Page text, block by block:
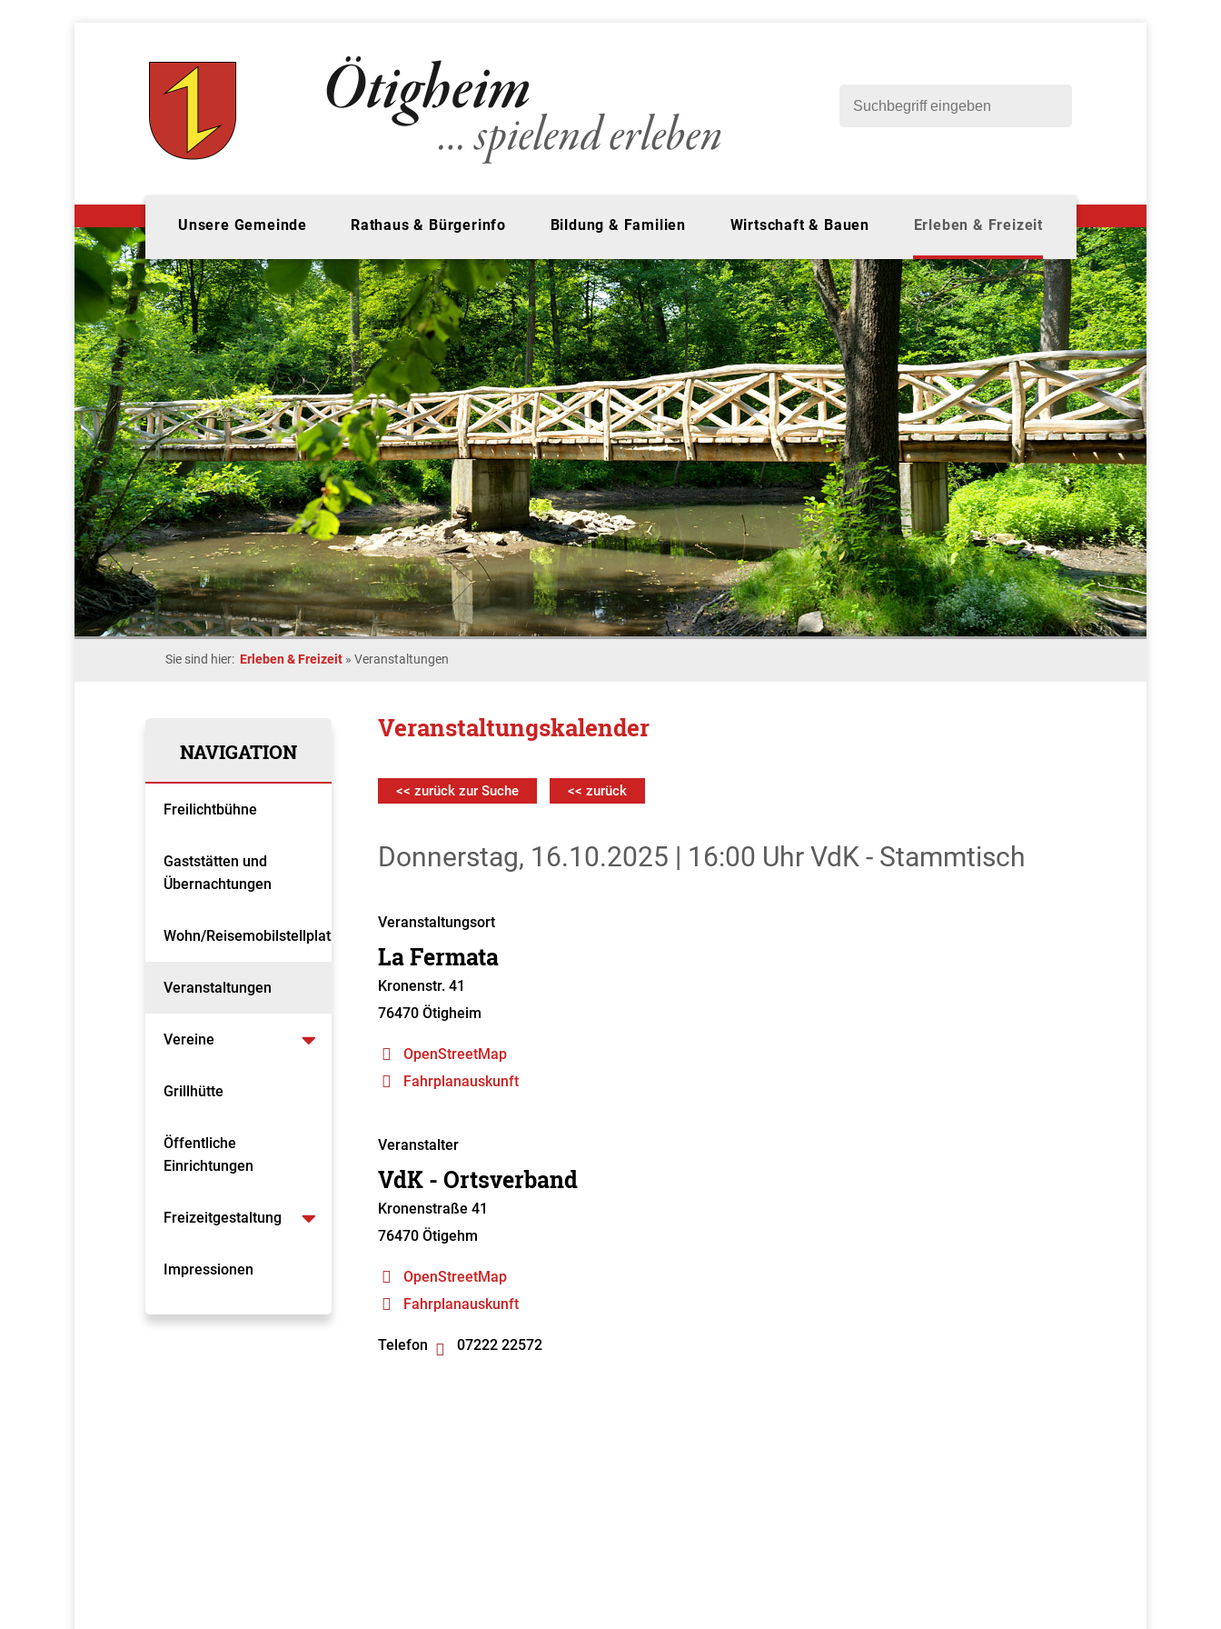
Unsere Gemeinde Rathaus & Bürgerinfo Bildung & Familien Wirtschaft & Bauen Erleben & Freizeit
Sie sind hier: Erleben & Freizeit » Veranstaltungen
NAVIGATION
Freilichtbühne
Gaststätten und
Übernachtungen
Wohn/Reisemobilstellplatz
Veranstaltungen
Vereine
Grillhütte
Öffentliche
Einrichtungen
Freizeitgestaltung
Impressionen
Veranstaltungskalender
<< zurück zur Suche << zurück
Donnerstag, 16.10.2025 | 16:00 UhrVdK - Stammtisch
Veranstaltungsort
La Fermata
Kronenstr. 41
76470 Ötigheim
OpenStreetMap
Fahrplanauskunft
Veranstalter
VdK - Ortsverband
Kronenstraße 41
76470 Ötigehm
OpenStreetMap
Fahrplanauskunft
Telefon 07222 22572